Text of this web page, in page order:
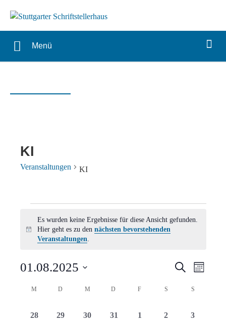
Menü
KI
Veranstaltungen KI
Hinweis
Es wurden keine Ergebnisse für diese Ansicht gefunden.
Hier geht es zu den nächsten bevorstehenden
Veranstaltungen.
Suche
SucheMonat
01.08.2025
Kalender
von
M MONTAG
DDIENSTAG
M MITTWOCH
D DONNERSTAG
F FREITAGS SAMSTAG
S
0
28
0
29
0
30
0
31
0
1
0
2
0
3